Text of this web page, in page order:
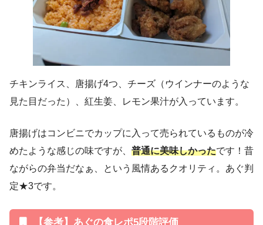
チキンライス、唐揚げ4つ、チーズ（ウインナーのような
見た目だった）、紅生姜、レモン果汁が入っています。
唐揚げはコンビニでカップに入って売られているものが冷
めたような感じの味ですが、 普通に美味しかったです！昔
ながらの弁当だなぁ、という風情あるクオリティ。あぐ判
定★3です。
【参考】あぐの食レポ5段階評価